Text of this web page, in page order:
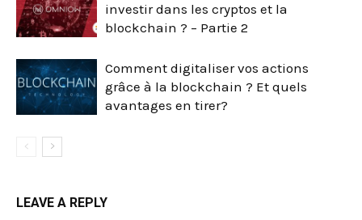
investir dans les cryptos et la
blockchain ? – Partie 2
Comment digitaliser vos actions
grâce à la blockchain ? Et quels
avantages en tirer?
LEAVE A REPLY